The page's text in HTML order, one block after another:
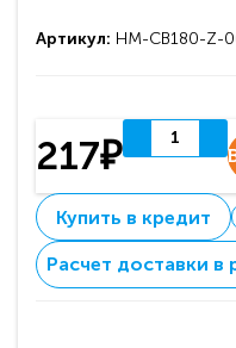
Артикул: HM-CB180-Z-
217₽
Купить в кредит
Расчет доставки в